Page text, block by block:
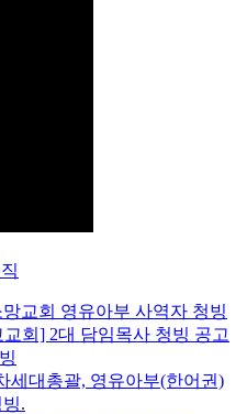
교회 영유아부 사역자 청빙
회] 2대 담임목사 청빙 공고
세대총괄, 영유아부(한어권)
.